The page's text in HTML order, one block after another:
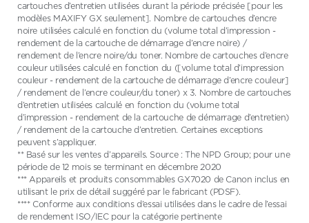
cartouches d’entretien utilisées durant la période précisée [pour les
modèles MAXIFY GX seulement]. Nombre de cartouches d’encre
noire utilisées calculé en fonction du (volume total d’impression -
rendement de la cartouche de démarrage d’encre noire) /
rendement de l’encre noire/du toner. Nombre de cartouches d’encre
couleur utilisées calculé en fonction du ([volume total d’impression
couleur - rendement de la cartouche de démarrage d’encre couleur]
/ rendement de l’encre couleur/du toner) x 3. Nombre de cartouches
d’entretien utilisées calculé en fonction du (volume total
d’impression - rendement de la cartouche de démarrage d’entretien)
/ rendement de la cartouche d’entretien. Certaines exceptions
peuvent s’appliquer.
** Basé sur les ventes d’appareils. Source : The NPD Group; pour une
période de 12 mois se terminant en décembre 2020
*** Appareils et produits consommables GX7020 de Canon inclus en
utilisant le prix de détail suggéré par le fabricant (PDSF).
**** Conforme aux conditions d’essai utilisées dans le cadre de l’essai
de rendement ISO/IEC pour la catégorie pertinente